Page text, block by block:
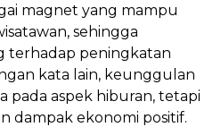
magnet yang mampu
sehingga
terhadap peningkatan
kata lain, keunggulan
pada aspek hiburan, tetapi
dampak ekonomi positif.